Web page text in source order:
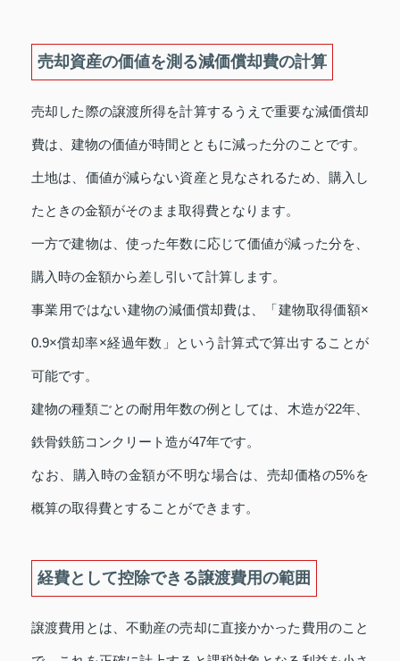
売却資産の価値を測る減価償却費の計算
売却した際の譲渡所得を計算するうえで重要な減価償却
費は、建物の価値が時間とともに減った分のことです。
土地は、価値が減らない資産と見なされるため、購入し
たときの金額がそのまま取得費となります。
一方で建物は、使った年数に応じて価値が減った分を、
購入時の金額から差し引いて計算します。
事業用ではない建物の減価償却費は、「建物取得価額×
0.9×償却率×経過年数」という計算式で算出することが
可能です。
建物の種類ごとの耐用年数の例としては、木造が22年、
鉄骨鉄筋コンクリート造が47年です。
なお、購入時の金額が不明な場合は、売却価格の5%を
概算の取得費とすることができます。
経費として控除できる譲渡費用の範囲
譲渡費用とは、不動産の売却に直接かかった費用のこと